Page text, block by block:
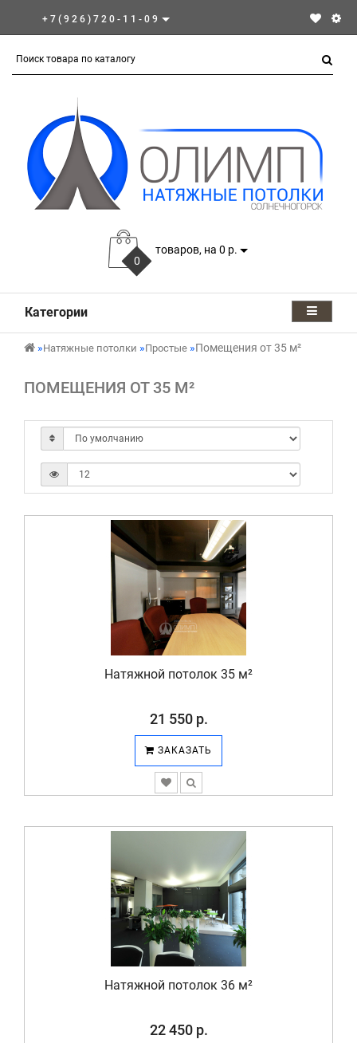
+7(926)720-11-09
0
товаров, на 0 р.
Категории
Натяжные потолки Простые Помещения от 35 м²
ПОМЕЩЕНИЯ ОТ 35 М²
Натяжной потолок 35 м²
21 550 р.
ЗАКАЗАТЬ
Натяжной потолок 36 м²
22 450 р.